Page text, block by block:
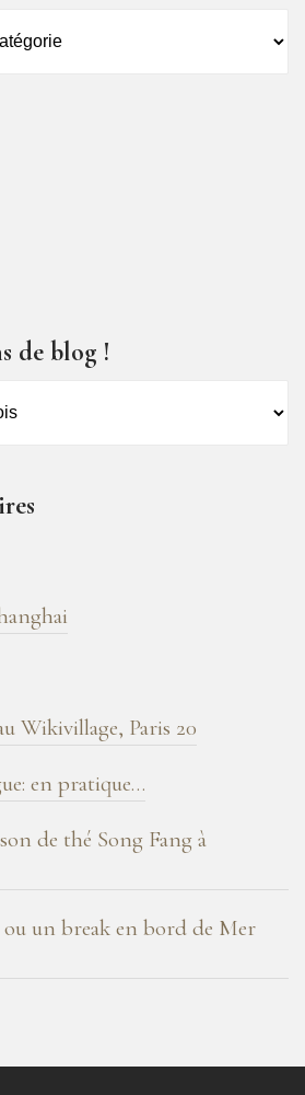
de blog !
Wikivillage, Paris 20
en pratique…
de thé Song Fang à
ou un break en bord de Mer